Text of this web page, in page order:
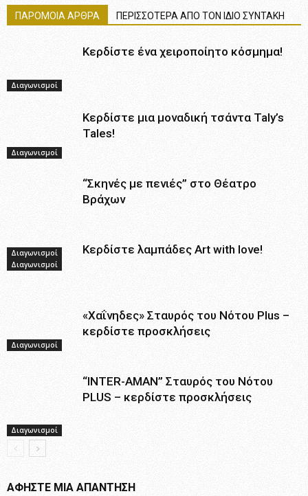
ΠΑΡΟΜΟΙΑ ΑΡΘΡΑ ΠΕΡΙΣΣΟΤΕΡΑ ΑΠΟ ΤΟΝ ΙΔΙΟ ΣΥΝΤΑΚΗ
Διαγωνισμοί
Κερδίστε ένα χειροποίητο κόσμημα!
Διαγωνισμοί
Κερδίστε μια μοναδική τσάντα Taly’s
Tales!
Διαγωνισμοί
“Σκηνές με πενιές” στο Θέατρο
Βράχων
Διαγωνισμοί
Κερδίστε λαμπάδες Art with love!
Διαγωνισμοί
«Χαΐνηδες» Σταυρός του Νότου Plus –
κερδίστε προσκλήσεις
Διαγωνισμοί
“ΙNTER-AMAN” Σταυρός του Νότου
PLUS – κερδίστε προσκλήσεις
ΑΦΗΣΤΕ ΜΙΑ ΑΠΑΝΤΗΣΗ